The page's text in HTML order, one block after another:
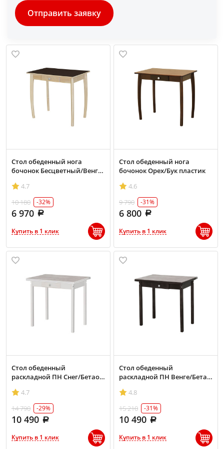
Отправить заявку
Стол обеденный нога
бочонок Бесцветный/Венге
4.7
10 180
-32%
6 970
Купить в 1 клик
Стол обеденный нога
бочонок Орех/Бук пластик
4.6
9 790
-31%
6 800
Купить в 1 клик
Стол обеденный
раскладной ПН Снег/Бетао
4.7
14 790
-29%
10 490
Купить в 1 клик
Стол обеденный
раскладной ПН Венге/Бетао
4.8
15 210
-31%
10 490
Купить в 1 клик